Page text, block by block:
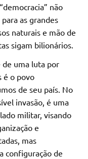
não
as grandes
naturais e mão de
sigam bilionários.
de uma luta por
é o povo
de seu país. No
invasão, é uma
militar, visando
e
mas
configuração de